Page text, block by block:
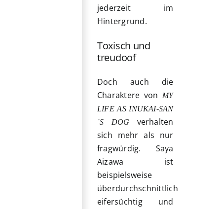
jederzeit im
Hintergrund.
Toxisch und
treudoof
Doch auch die
Charaktere vonMY
LIFE AS INUKAI-SAN
´S DOG
verhalten
sich mehr als nur
fragwürdig. Saya
Aizawa ist
beispielsweise
überdurchschnittlich
eifersüchtig und